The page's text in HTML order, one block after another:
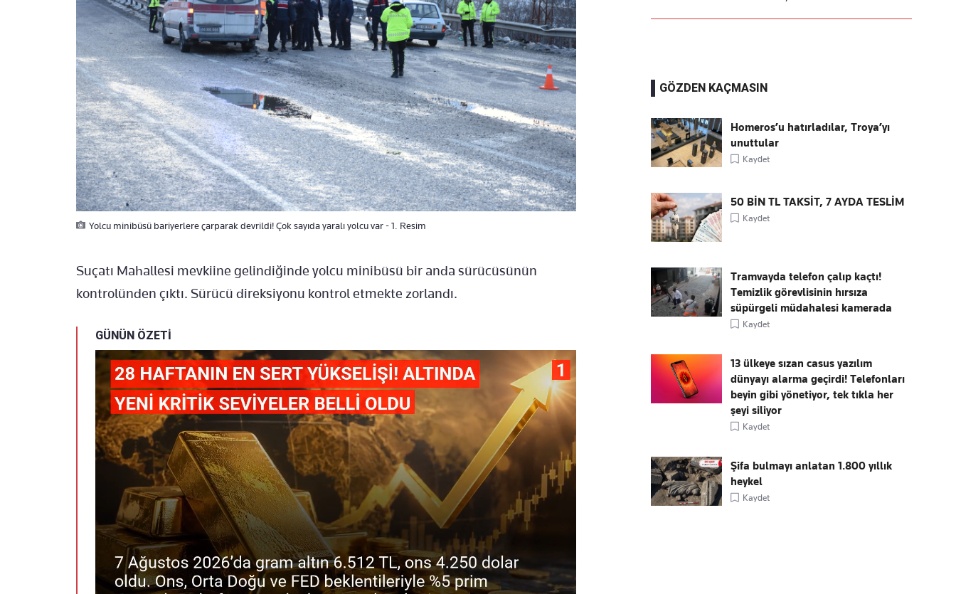
Yolcu minibüsü bariyerlere çarparak devrildi! Çok sayıda yaralı yolcu var - 1. Resim
Suçatı Mahallesi mevkiine gelindiğinde yolcu minibüsü bir anda sürücüsünün
kontrolünden çıktı. Sürücü direksiyonu kontrol etmekte zorlandı.
GÜNÜN ÖZETİ
GÖZDEN KAÇMASIN
Homeros’u hatırladılar, Troya’yı
unuttular
Kaydet
50 BİN TL TAKSİT, 7 AYDA TESLİM
Kaydet
Tramvayda telefon çalıp kaçtı!
Temizlik görevlisinin hırsıza
süpürgeli müdahalesi kamerada
Kaydet
13 ülkeye sızan casus yazılım
dünyayı alarma geçirdi! Telefonları
beyin gibi yönetiyor, tek tıkla her
şeyi siliyor
Kaydet
Şifa bulmayı anlatan 1.800 yıllık
heykel
Kaydet